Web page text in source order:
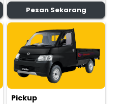
Pesan Sekarang
Pickup